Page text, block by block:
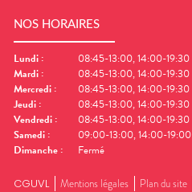
NOS HORAIRES
Lundi :
08:45-13:00, 14:00-19:30
Mardi :
08:45-13:00, 14:00-19:30
Mercredi :
08:45-13:00, 14:00-19:30
Jeudi :
08:45-13:00, 14:00-19:30
Vendredi :
08:45-13:00, 14:00-19:30
Samedi :
09:00-13:00, 14:00-19:00
Dimanche : Fermé
CGUVL Mentions légales Plan du site